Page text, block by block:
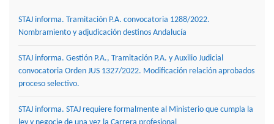
STAJ informa. Tramitación P.A. convocatoria 1288/2022.
Nombramiento y adjudicación destinos Andalucía
STAJ informa. Gestión P.A., Tramitación P.A. y Auxilio Judicial
convocatoria Orden JUS 1327/2022. Modificación relación aprobados
proceso selectivo.
STAJ informa. STAJ requiere formalmente al Ministerio que cumpla la